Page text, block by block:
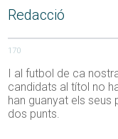
Redacció
170
I al futbol de ca
candidats al títol no
han guanyat els seus
dos punts.